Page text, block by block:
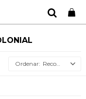
Recomendados